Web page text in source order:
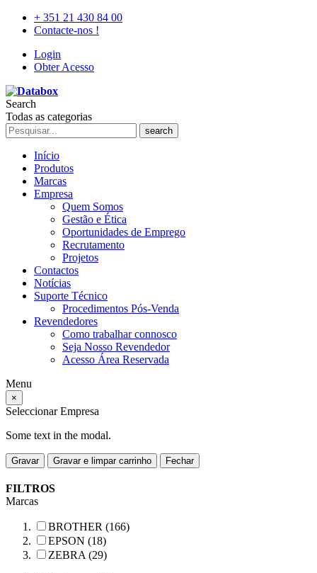
+ 351 21 430 84 00
Contacte-nos !
Login
Obter Acesso
Search
Todas as categorias
search
Início
Produtos
Marcas
Empresa
Quem Somos
Gestão e Ética
Oportunidades de Emprego
Recrutamento
Projetos
Contactos
Notícias
Suporte Técnico
Procedimentos Pós-Venda
Revendedores
Como trabalhar connosco
Seja Nosso Revendedor
Acesso Área Reservada
Menu
×
Seleccionar Empresa
Some text in the modal.
Gravar Gravar e limpar carrinho Fechar
FILTROS
Marcas
BROTHER (166)
EPSON (18)
ZEBRA (29)